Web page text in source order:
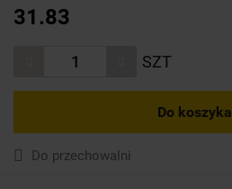
31.83
SZT
Do koszyka
Do przechowalni